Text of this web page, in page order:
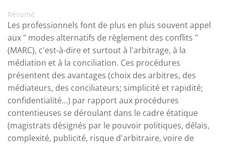
Résumé
Les professionnels font de plus en plus souvent appel
aux " modes alternatifs de règlement des conflits "
(MARC), c'est-à-dire et surtout à l'arbitrage, à la
médiation et à la conciliation. Ces procédures
présentent des avantages (choix des arbitres, des
médiateurs, des conciliateurs; simplicité et rapidité;
confidentialité…) par rapport aux procédures
contentieuses se déroulant dans le cadre étatique
(magistrats désignés par le pouvoir politiques, délais,
complexité, publicité, risque d'arbitraire, voire de